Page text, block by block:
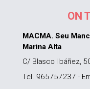
ON
MACMA. Seu
Marina Alta
C/ Blasco Ibáñez,
Tel. 965757237 -